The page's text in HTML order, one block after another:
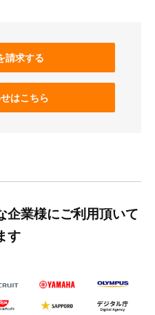
請求する
はこちら
企業様にご利用頂いて
す